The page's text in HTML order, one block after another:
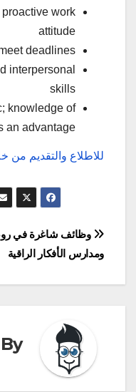
work
attitude
deadlines
interpersonal
skills
knowledge of
an advantage
للاطلاع والتقديم من
تصفّح
المقالات
وظائف شاغرة في
ومدارس الأفكار الراقية
By